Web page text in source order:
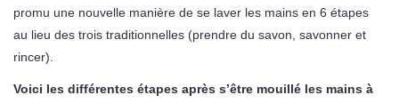
promu une nouvelle manière de se laver les mains en 6 étapes
au lieu des trois traditionnelles (prendre du savon, savonner et
rincer).
Voici les différentes étapes après s’être mouillé les mains à